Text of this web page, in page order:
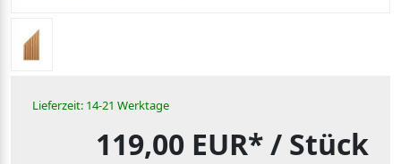
Lieferzeit: 14-21 Werktage
119,00 EUR*/ Stück